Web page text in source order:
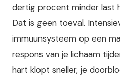
dertig procent minder last
Dat is geen toeval.
immuunsysteem op een
respons van je lichaam
hart klopt sneller, je